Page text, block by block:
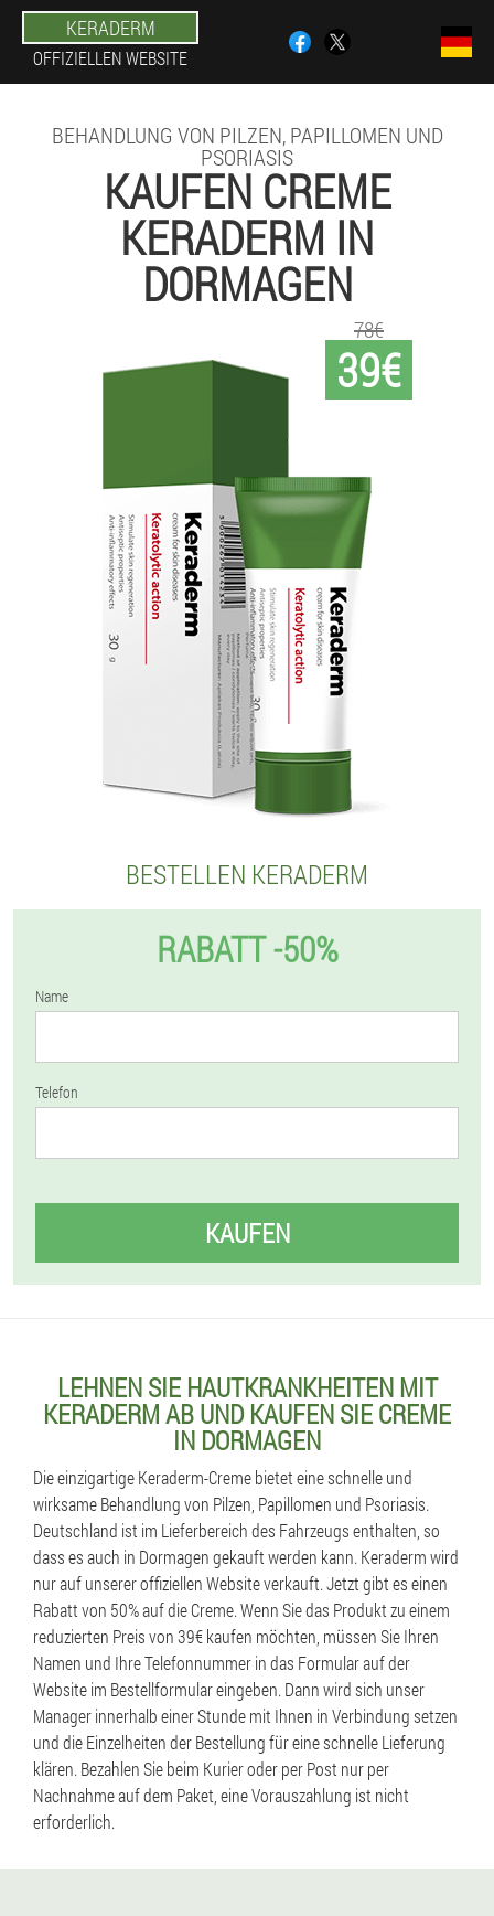
KERADERM
OFFIZIELLEN WEBSITE
BEHANDLUNG VON PILZEN, PAPILLOMEN UND
PSORIASIS
KAUFEN CREME
KERADERM IN
DORMAGEN
39€
78€
BESTELLEN KERADERM
RABATT -50%
Name
Telefon
KAUFEN
LEHNEN SIE HAUTKRANKHEITEN MIT
KERADERM AB UND KAUFEN SIE CREME
IN DORMAGEN
Die einzigartige Keraderm-Creme bietet eine schnelle und
wirksame Behandlung von Pilzen, Papillomen und Psoriasis.
Deutschland ist im Lieferbereich des Fahrzeugs enthalten, so
dass es auch in Dormagen gekauft werden kann. Keraderm wird
nur auf unserer offiziellen Website verkauft. Jetzt gibt es einen
Rabatt von 50% auf die Creme. Wenn Sie das Produkt zu einem
reduzierten Preis von 39€ kaufen möchten, müssen Sie Ihren
Namen und Ihre Telefonnummer in das Formular auf der
Website im Bestellformular eingeben. Dann wird sich unser
Manager innerhalb einer Stunde mit Ihnen in Verbindung setzen
und die Einzelheiten der Bestellung für eine schnelle Lieferung
klären. Bezahlen Sie beim Kurier oder per Post nur per
Nachnahme auf dem Paket, eine Vorauszahlung ist nicht
erforderlich.